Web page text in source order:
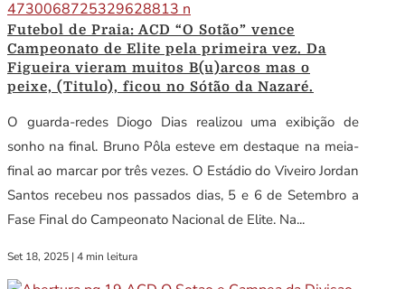
Futebol de Praia: ACD “O Sotão” vence
Campeonato de Elite pela primeira vez. Da
Figueira vieram muitos B(u)arcos mas o
peixe, (Titulo), ficou no Sótão da Nazaré.
O guarda-redes Diogo Dias realizou uma exibição de
sonho na final. Bruno Pôla esteve em destaque na meia-
final ao marcar por três vezes. O Estádio do Viveiro Jordan
Santos recebeu nos passados dias, 5 e 6 de Setembro a
Fase Final do Campeonato Nacional de Elite. Na...
Set 18, 2025 | 4 min leitura